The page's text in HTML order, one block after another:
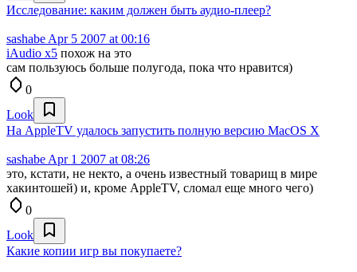
Исследование: каким должен быть аудио-плеер?
sashabe Apr 5 2007 at 00:16
iAudio x5 похож на это
сам пользуюсь больше полугода, пока что нравится)
0
Look
На AppleTV удалось запустить полную версию MacOS X
sashabe Apr 1 2007 at 08:26
это, кстати, не некто, а очень известный товарищ в мире
хакинтошей) и, кроме AppleTV, сломал еще много чего)
0
Look
Какие копии игр вы покупаете?